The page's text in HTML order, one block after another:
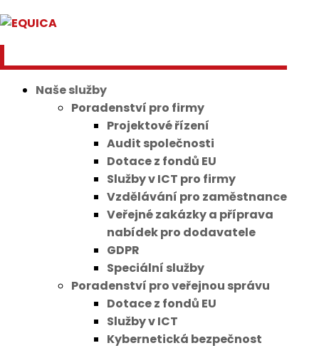
Naše služby
Poradenství pro firmy
Projektové řízení
Audit společnosti
Dotace z fondů EU
Služby v ICT pro firmy
Vzdělávání pro zaměstnance
Veřejné zakázky a příprava
nabídek pro dodavatele
GDPR
Speciální služby
Poradenství pro veřejnou správu
Dotace z fondů EU
Služby v ICT
Kybernetická bezpečnost